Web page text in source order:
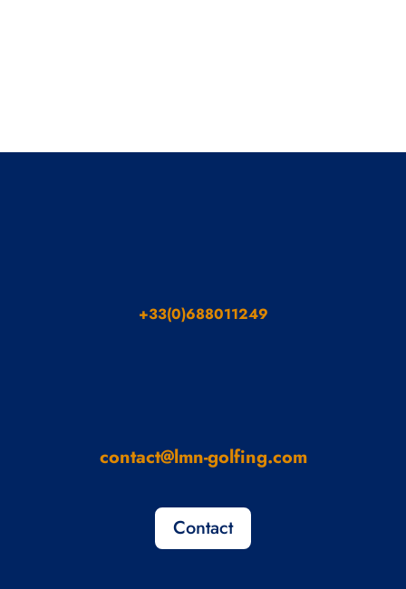
+33(0)688011249
contact@lmn-golfing.com
Contact